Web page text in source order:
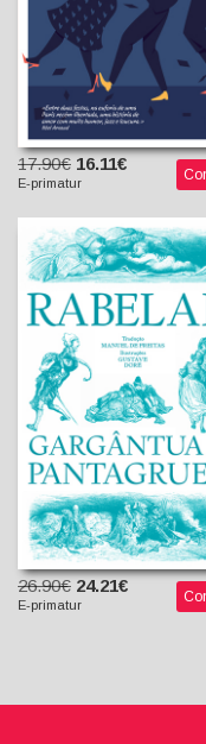
17.90€ 16.11€
E-primatur
Gargântua &
Vol. II
François Rabelais
Manuel de Freitas
(Tradutor)
26.90€ 24.21€
E-primatur